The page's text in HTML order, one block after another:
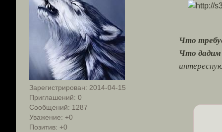
Зарегистрирован: 2014-04-15
Приглашений: 0
Сообщений: 1287
Уважение: +0
Позитив: +0
Что
Что